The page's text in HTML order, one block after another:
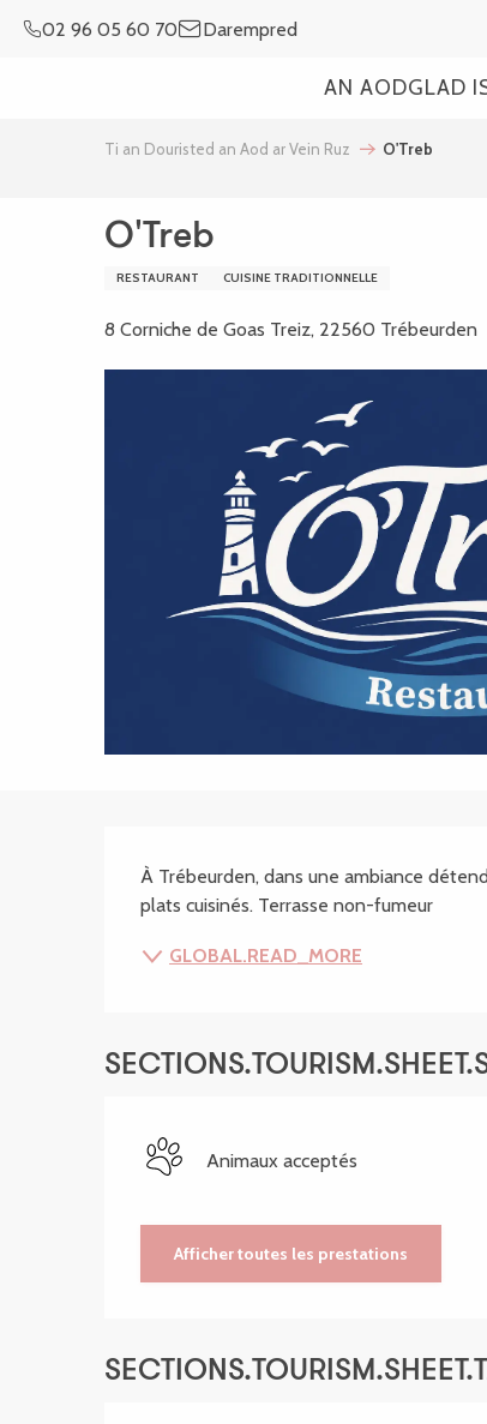
02 96 05 60 70 Darempred
AN AODGLAD
Ti an Douristed an Aod ar Vein Ruz O'Treb
O'Treb
RESTAURANT CUISINE TRADITIONNELLE
8 Corniche de Goas Treiz, 22560 Trébeurden
À Trébeurden, dans une ambiance
plats cuisinés. Terrasse non-fumeur
GLOBAL.READ_MORE
Animaux acceptés
Afficher toutes les prestations